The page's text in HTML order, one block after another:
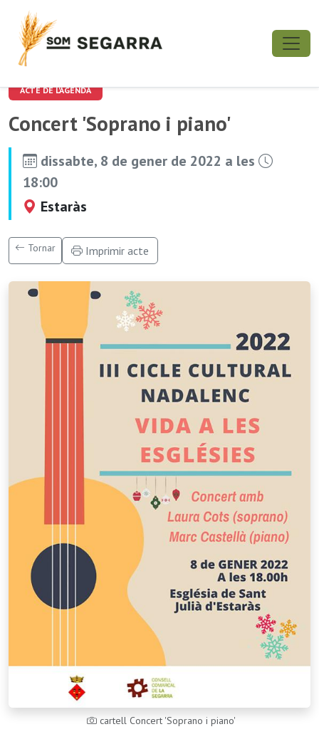
ACTE DE L'AGENDA
Concert 'Soprano i piano'
dissabte, 8 de gener de 2022 a les
18:00
Estaràs
Tornar Imprimir acte
cartell Concert 'Soprano i piano'